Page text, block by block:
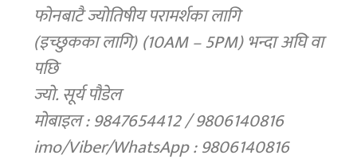
फोनबाटै ज्योतिषीय परामर्शका लागि
(इच्छुकका लागि) (10AM – 5PM) भन्दा अघि वा
पछि
ज्यो. सूर्य पौडेल
मोबाइल : 9847654412 / 9806140816
imo/Viber/WhatsApp : 9806140816